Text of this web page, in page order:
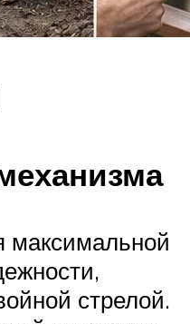
максимальной
стрелой.